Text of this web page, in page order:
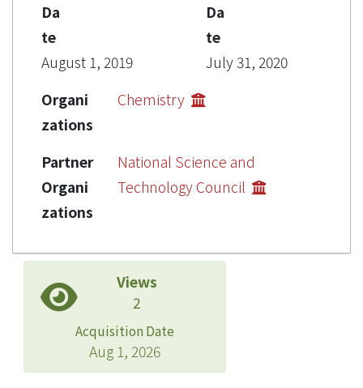
Da
te
August 1, 2019
Da
te
July 31, 2020
Organi
zations
Chemistry
Partner
Organi
zations
National Science and
Technology Council
Views
2
Acquisition Date
Aug 1, 2026